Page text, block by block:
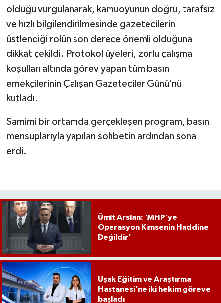
olduğu vurgulanarak, kamuoyunun doğru, tarafsız
ve hızlı bilgilendirilmesinde gazetecilerin
üstlendiği rolün son derece önemli olduğuna
dikkat çekildi. Protokol üyeleri, zorlu çalışma
koşulları altında görev yapan tüm basın
emekçilerinin Çalışan Gazeteciler Günü’nü
kutladı.
Samimi bir ortamda gerçekleşen program, basın
mensuplarıyla yapılan sohbetin ardından sona
erdi.
Ümit Arslan: ‘MHP’ye
Operasyon Kimsenin Haddine
Değildir’
Uşak Eğitim ve Araştırma
Hastanesi’ne iki hekim göreve
başladı